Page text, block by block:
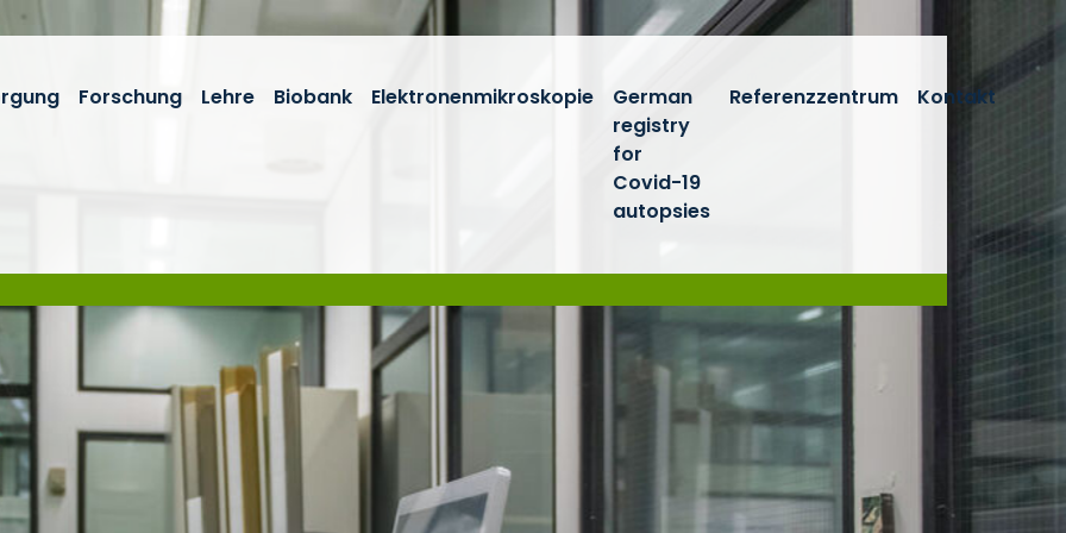
Forschung Lehre Biobank Elektronenmikroskopie
German
registry
for
Covid-19
autopsies
Referenzzentrum Kontakt